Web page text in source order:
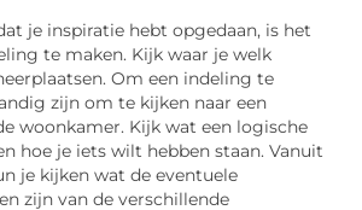
je inspiratie hebt opgedaan, is het
te maken. Kijk waar je welk
Om een indeling te
zijn om te kijken naar een
woonkamer. Kijk wat een logische
hoe je iets wilt hebben staan. Vanuit
je kijken wat de eventuele
zijn van de verschillende